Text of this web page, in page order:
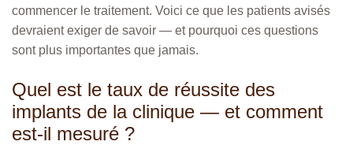
commencer le traitement. Voici ce que les patients avisés
devraient exiger de savoir — et pourquoi ces questions
sont plus importantes que jamais.
Quel est le taux de réussite des
implants de la clinique — et comment
est-il mesuré ?